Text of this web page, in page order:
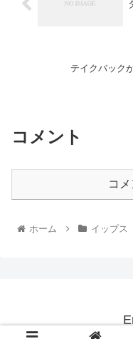
テイクバック
コメント
コ
ホーム イップス